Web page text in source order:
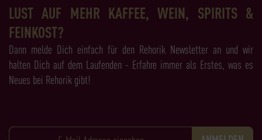
LUST AUF MEHR KAFFEE, WEIN, SPIRITS &
FEINKOST?
Dann melde Dich einfach für den Rehorik Newsletter an und wir
halten Dich auf dem Laufenden - Erfahre immer als Erstes, was es
Neues bei Rehorik gibt!